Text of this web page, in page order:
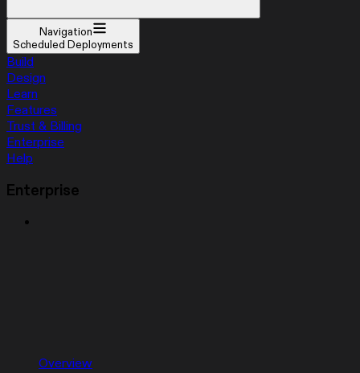
Navigation
Scheduled Deployments
Build
Design
Learn
Features
Trust & Billing
Enterprise
Help
Enterprise
Overview